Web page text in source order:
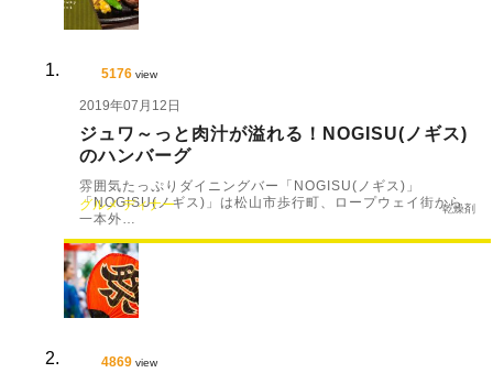
5176 view
2019年07月12日
ジュワ～っと肉汁が溢れる！NOGISU(ノギス)
のハンバーグ
雰囲気たっぷりダイニングバー「NOGISU(ノギス)」
「NOGISU(ノギス)」は松山市歩行町、ロープウェイ街から
一本外…
グルメ ディナー 乾燥剤
4869 view